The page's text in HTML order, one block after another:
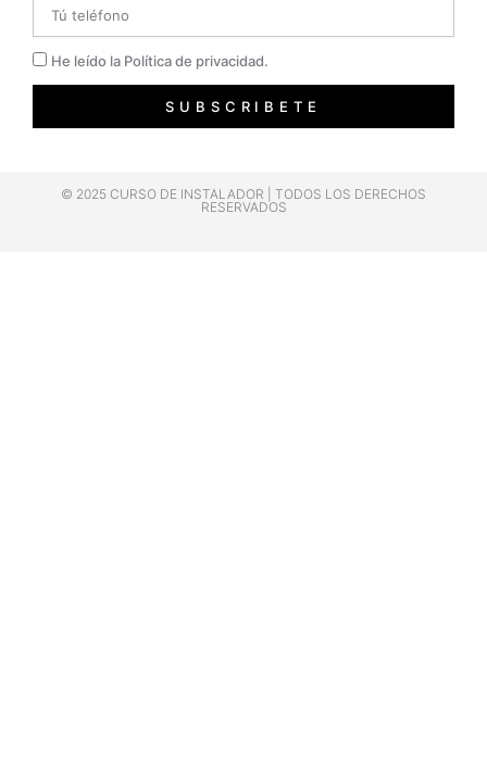
Privacidad
He leído la Política de privacidad.
SUBSCRIBETE
© 2025 CURSO DE INSTALADOR | TODOS LOS DERECHOS
RESERVADOS